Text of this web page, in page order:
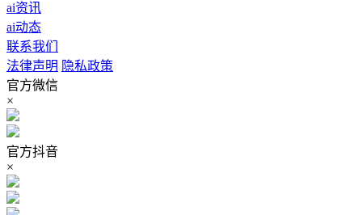
ai资讯
ai动态
联系我们
法律声明 隐私政策
官方微信
×
官方抖音
×